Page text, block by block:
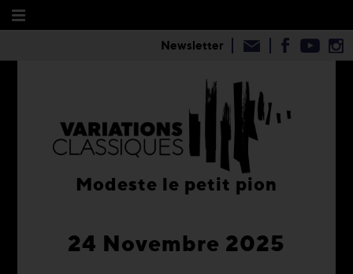
24 Novembre 2025
Modeste le petit pion
Newsletter